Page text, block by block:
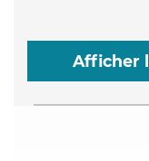
Afficher